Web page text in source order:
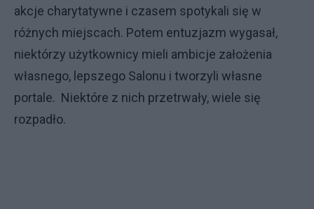
akcje charytatywne i czasem spotykali się w
różnych miejscach. Potem entuzjazm wygasał,
niektórzy użytkownicy mieli ambicje założenia
własnego, lepszego Salonu i tworzyli własne
portale. Niektóre z nich przetrwały, wiele się
rozpadło.